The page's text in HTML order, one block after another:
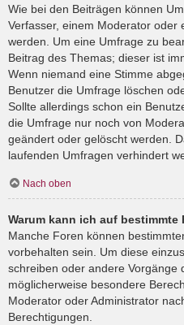
Wie bei den Beiträgen können
Verfasser, einem Moderator oder
werden. Um eine Umfrage zu
Beitrag des Themas; dieser ist
Wenn niemand eine Stimme
Benutzer die Umfrage löschen
Sollte allerdings schon ein
die Umfrage nur noch von
geändert oder gelöscht werden.
laufenden Umfragen verhindert
Nach oben
Warum kann ich auf
Manche Foren können
vorbehalten sein. Um diese
schreiben oder andere Vorgänge
möglicherweise besondere
Moderator oder Administrator
Berechtigungen.